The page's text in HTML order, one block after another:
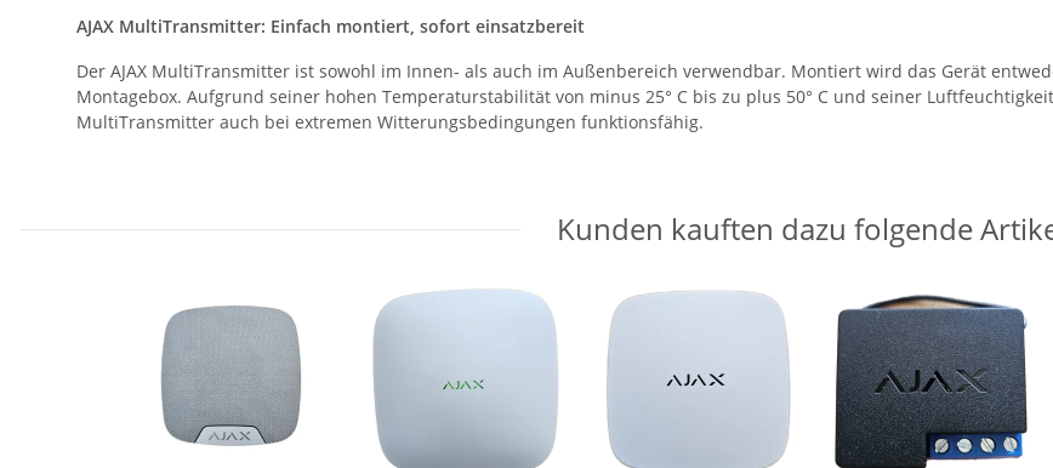
AJAX MultiTransmitter: Einfach montiert, sofort einsatzbereit
Der AJAX MultiTransmitter ist sowohl im Innen- als auch im Außenbereich verwendbar. Montiert wird das Gerät
Montagebox. Aufgrund seiner hohen Temperaturstabilität von minus 25° C bis zu plus 50° C und seiner
MultiTransmitter auch bei extremen Witterungsbedingungen funktionsfähig.
Kunden kauften dazu folgende